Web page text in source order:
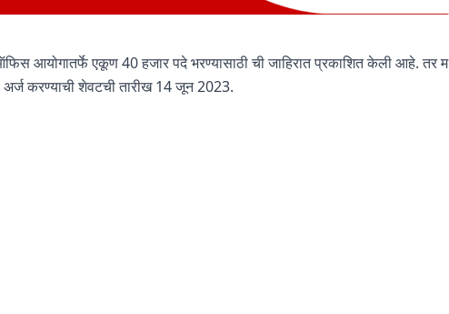
आयोगातर्फे एकूण 40 हजार पदे भरण्यासाठी ची जाहिरात प्रकाशित केली आहे. तर म
अर्ज करण्याची शेवटची तारीख 14 जून 2023.